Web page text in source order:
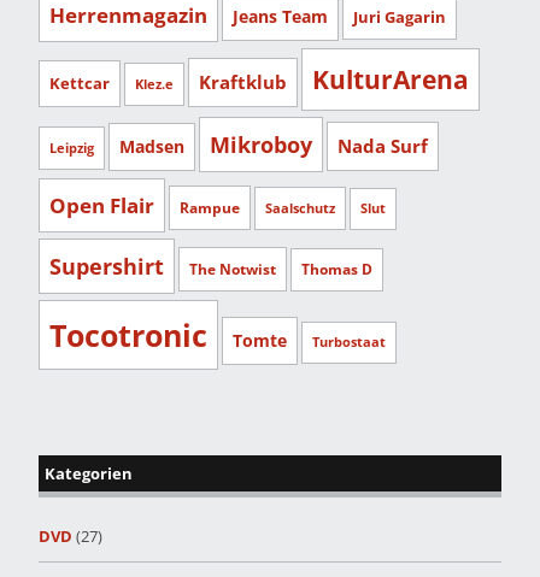
Herrenmagazin Jeans Team Juri Gagarin
Kettcar Klez.e Kraftklub KulturArena
Leipzig Madsen Mikroboy Nada Surf
Open Flair Rampue Saalschutz Slut
Supershirt The Notwist Thomas D
Tocotronic Tomte Turbostaat
Kategorien
DVD (27)